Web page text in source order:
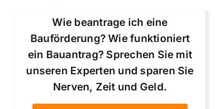
Wie beantrage ich eine
Bauförderung? Wie funktioniert
ein Bauantrag? Sprechen Sie mit
unseren Experten und sparen Sie
Nerven, Zeit und Geld.